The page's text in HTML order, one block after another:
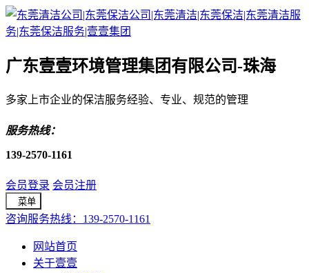
广东壹壹环境管理集团有限公司-珠海
多家上市企业的保洁服务经验、专业、规范的管理
服务热线：
139-2570-1161
会员登录 会员注册
菜单
咨询服务热线：139-2570-1161
网站首页
关于壹壹